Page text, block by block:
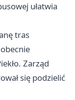
ułatwia
tras
Zarząd
się podzielić